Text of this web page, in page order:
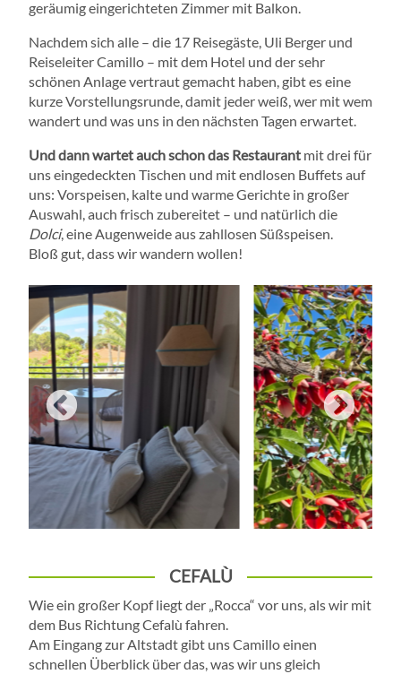
geräumig eingerichteten Zimmer mit Balkon.
Nachdem sich alle – die 17 Reisegäste, Uli Berger und
Reiseleiter Camillo – mit dem Hotel und der sehr
schönen Anlage vertraut gemacht haben, gibt es eine
kurze Vorstellungsrunde, damit jeder weiß, wer mit wem
wandert und was uns in den nächsten Tagen erwartet.
Und dann wartet auch schon das Restaurant mit drei für
uns eingedeckten Tischen und mit endlosen Buffets auf
uns: Vorspeisen, kalte und warme Gerichte in großer
Auswahl, auch frisch zubereitet – und natürlich die
Dolci, eine Augenweide aus zahllosen Süßspeisen.
Bloß gut, dass wir wandern wollen!
CEFALÙ
Wie ein großer Kopf liegt der „Rocca“ vor uns, als wir mit
dem Bus Richtung Cefalù fahren.
Am Eingang zur Altstadt gibt uns Camillo einen
schnellen Überblick über das, was wir uns gleich